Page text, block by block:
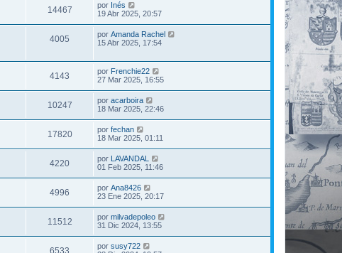
14467 por Inés
19 Abr 2025, 20:57
4005 por Amanda Rachel
15 Abr 2025, 17:54
4143 por Frenchie22
27 Mar 2025, 16:55
10247 por acarboira
18 Mar 2025, 22:46
17820 por fechan
18 Mar 2025, 01:11
4220 por LAVANDAL
01 Feb 2025, 11:46
4996 por Ana8426
23 Ene 2025, 20:17
11512 por milvadepoleo
31 Dic 2024, 13:55
6533 por susy722